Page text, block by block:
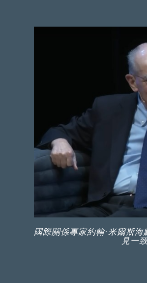
國際關係專家約翰·米爾斯
見一